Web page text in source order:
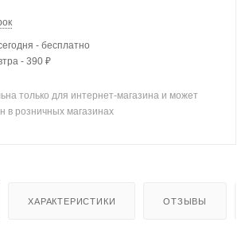
- бесплатно
- 390 ₽
только для интернет-магазина и может
в розничных магазинах
ХАРАКТЕРИСТИКИ ОТЗЫВЫ